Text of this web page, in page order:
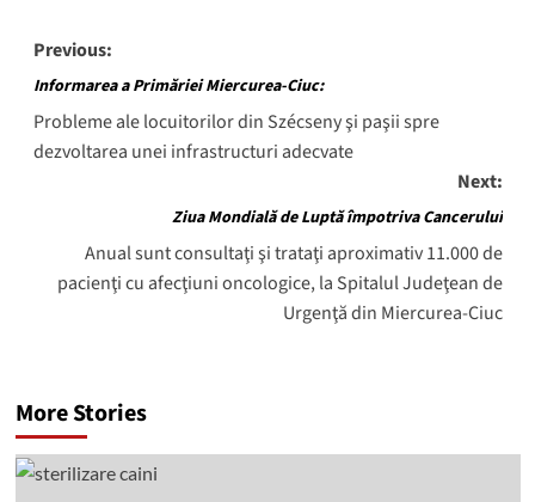
Post
navigation
Previous:
Informarea a Primăriei Miercurea-Ciuc:
Probleme ale locuitorilor din Szécseny şi paşii spre
dezvoltarea unei infrastructuri adecvate
Next:
Ziua Mondială de Luptă împotriva Cancerului
Anual sunt consultaţi şi trataţi aproximativ 11.000 de
pacienţi cu afecţiuni oncologice, la Spitalul Judeţean de
Urgenţă din Miercurea-Ciuc
More Stories